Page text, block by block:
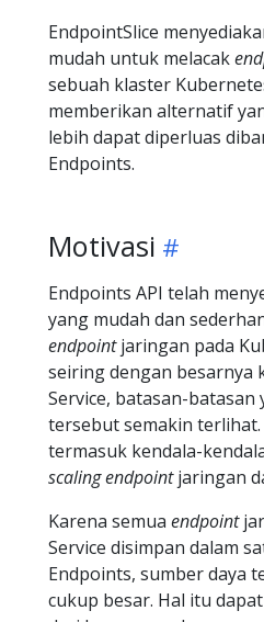
EndpointSlice
mudah untuk melacak
sebuah klaster
memberikan alternatif
lebih dapat diperluas
Endpoints.
Motivasi
Endpoints API telah
yang mudah dan
endpointjaringan pada
seiring dengan besarnya
Service, batasan-batasan
tersebut semakin
termasuk kendala-
scalingendpointjaringan
Karena semua endpoint
Service disimpan dalam
Endpoints, sumber daya
cukup besar. Hal itu